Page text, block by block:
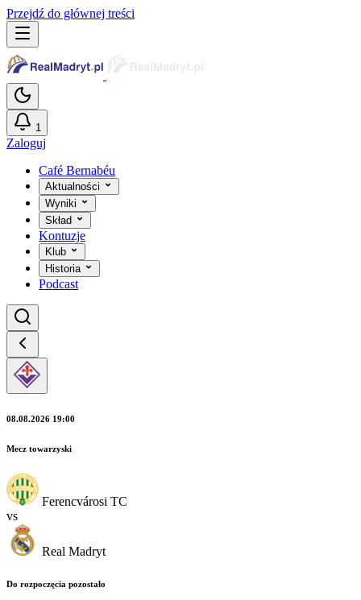
Przejdź do głównej treści
1
Zaloguj
Café Bernabéu
Aktualności
Wyniki
Skład
Kontuzje
Klub
Historia
Podcast
08.08.2026 19:00
Mecz towarzyski
Ferencvárosi TC
vs
Real Madryt
Do rozpoczęcia pozostało